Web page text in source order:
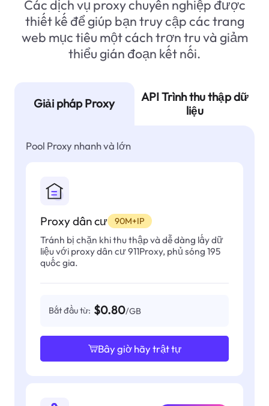
Các dịch vụ proxy chuyên nghiệp được
thiết kế để giúp bạn truy cập các trang
web mục tiêu một cách trơn tru và giảm
thiểu gián đoạn kết nối.
Giải pháp Proxy
API Trình thu thập dữ
liệu
Pool Proxy nhanh và lớn
Proxy dân cư 90M+IP
Tránh bị chặn khi thu thập và dễ dàng lấy dữ
liệu với proxy dân cư 911Proxy, phủ sóng 195
quốc gia.
Bắt đầu từ: $0.80/GB
Bây giờ hãy trật tự